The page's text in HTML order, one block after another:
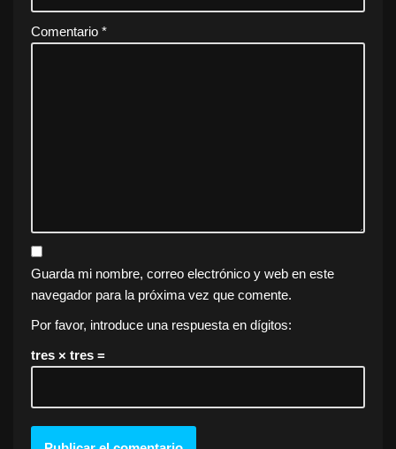
Comentario *
Guarda mi nombre, correo electrónico y web en este
navegador para la próxima vez que comente.
Por favor, introduce una respuesta en dígitos:
tres × tres =